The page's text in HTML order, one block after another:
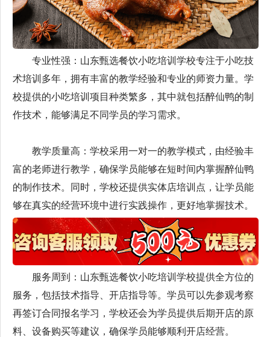
专业性强：山东甄选餐饮小吃培训学校专注于小吃技
术培训多年，拥有丰富的教学经验和专业的师资力量。学
校提供的小吃培训项目种类繁多，其中就包括醉仙鸭的制
作技术，能够满足不同学员的学习需求。
教学质量高：学校采用一对一的教学模式，由经验丰
富的老师进行教学，确保学员能够在短时间内掌握醉仙鸭
的制作技术。同时，学校还提供实体店培训点，让学员能
够在真实的经营环境中进行实践操作，更好地掌握技术。
服务周到：山东甄选餐饮小吃培训学校提供全方位的
服务，包括技术指导、开店指导等。学员可以先参观考察
再签订合同报名学习，学校还会为学员提供后期开店的原
料、设备购买等建议，确保学员能够顺利开店经营。